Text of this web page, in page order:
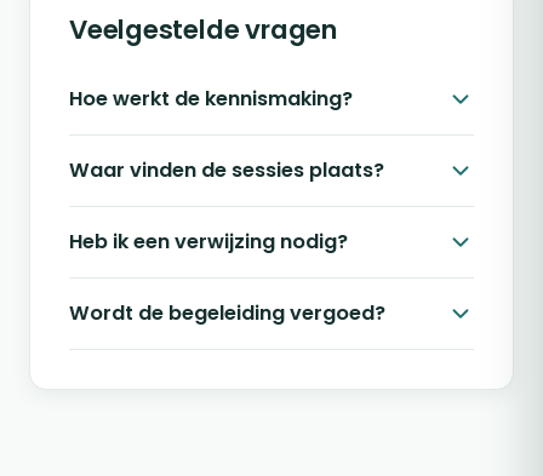
Veelgestelde vragen
Hoe werkt de kennismaking?
Waar vinden de sessies plaats?
Heb ik een verwijzing nodig?
Wordt de begeleiding vergoed?